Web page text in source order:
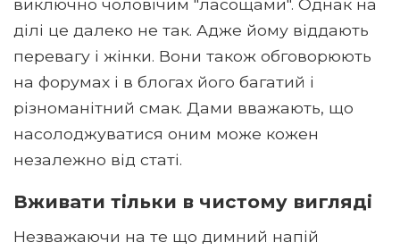
виключно чоловічим "ласощами". Однак на
ділі це далеко не так. Адже йому віддають
перевагу і жінки. Вони також обговорюють
на форумах і в блогах його багатий і
різноманітний смак. Дами вважають, що
насолоджуватися оним може кожен
незалежно від статі.
Вживати тільки в чистому вигляді
Незважаючи на те що димний напій